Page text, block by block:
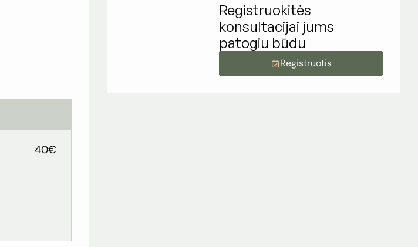
40€
Registruokitės
konsultacijai jums
patogiu būdu
Registruotis